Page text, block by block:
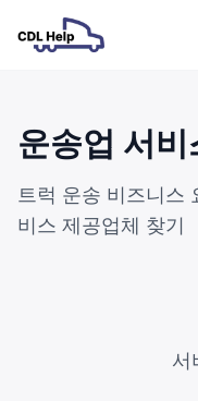
운송업 서비
트럭 운송 비즈니스
비스 제공업체 찾기
서